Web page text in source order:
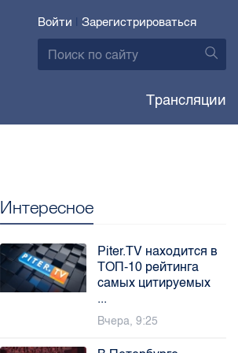
Войти | Зарегистрироваться
Трансляции
Интересное
Piter.TV находится в
ТОП-10 рейтинга
самых цитируемых
...
Вчера, 9:25